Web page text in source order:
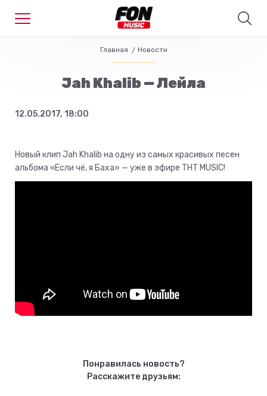
Главная Новости
Jah Khalib — Лейла
12.05.2017, 18:00
Новый клип Jah Khalib на одну из самых красивых песен
альбома «Если чё, я Баха» — уже в эфире ТНТ MUSIC!
Понравилась новость?
Расскажите друзьям: